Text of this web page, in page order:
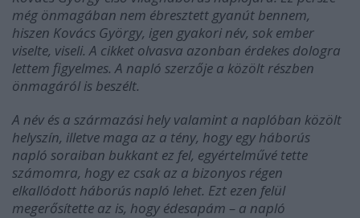
még önmagában nem ébresztett gyanút bennem,
hiszen Kovács György, igen gyakori név, sok ember
viselte, viseli. A cikket olvasva azonban érdekes dologra
lettem figyelmes. A napló szerzője a közölt részben
önmagáról is beszélt.
A név és a származási hely valamint a naplóban közölt
helyszín, illetve maga az a tény, hogy egy háborús
napló soraiban bukkant ez fel, egyértelművé tette
számomra, hogy ez csak az a bizonyos régen
elkallódott háborús napló lehet. Ezt ezen felül
megerősítette az is, hogy édesapám – a napló